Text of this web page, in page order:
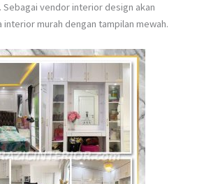
vendor interior design akan
murah dengan tampilan mewah.